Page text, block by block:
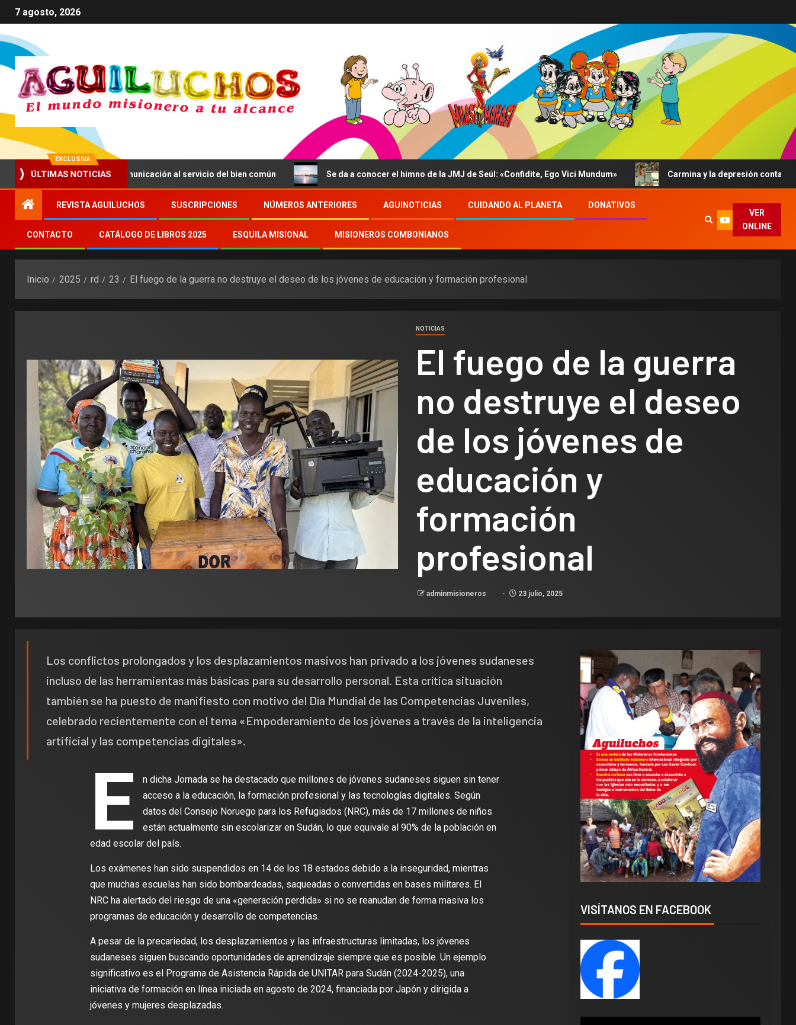
7 agosto, 2026
EXCLUSIVA
ÚLTIMAS NOTICIAS
a impulsar una comunicación al servicio del bien común Se da a conocer el himno de la JMJ de Seúl: «Confidite, Ego Vici Mundum» Carmina y la depresión contada al Papa:
REVISTA AGUILUCHOS SUSCRIPCIONES NÚMEROS ANTERIORES AGUINOTICIAS CUIDANDO AL PLANETA DONATIVOS
CONTACTO CATÁLOGO DE LIBROS 2025 ESQUILA MISIONAL MISIONEROS COMBONIANOS
VER
ONLINE
Inicio 2025 rd 23 El fuego de la guerra no destruye el deseo de los jóvenes de educación y formación profesional
NOTICIAS
El fuego de la guerra
no destruye el deseo
de los jóvenes de
educación y
formación
profesional
adminmisioneros 23 julio, 2025
Los conflictos prolongados y los desplazamientos masivos han privado a los jóvenes sudaneses
incluso de las herramientas más básicas para su desarrollo personal. Esta crítica situación
también se ha puesto de manifiesto con motivo del Día Mundial de las Competencias Juveniles,
celebrado recientemente con el tema «Empoderamiento de los jóvenes a través de la inteligencia
artificial y las competencias digitales».
E
n dicha Jornada se ha destacado que millones de jóvenes sudaneses siguen sin tener
acceso a la educación, la formación profesional y las tecnologías digitales. Según
datos del Consejo Noruego para los Refugiados (NRC), más de 17 millones de niños
están actualmente sin escolarizar en Sudán, lo que equivale al 90% de la población en
edad escolar del país.
Los exámenes han sido suspendidos en 14 de los 18 estados debido a la inseguridad, mientras
que muchas escuelas han sido bombardeadas, saqueadas o convertidas en bases militares. El
NRC ha alertado del riesgo de una «generación perdida» si no se reanudan de forma masiva los
programas de educación y desarrollo de competencias.
A pesar de la precariedad, los desplazamientos y las infraestructuras limitadas, los jóvenes
sudaneses siguen buscando oportunidades de aprendizaje siempre que es posible. Un ejemplo
significativo es el Programa de Asistencia Rápida de UNITAR para Sudán (2024-2025), una
iniciativa de formación en línea iniciada en agosto de 2024, financiada por Japón y dirigida a
jóvenes y mujeres desplazadas.
VISÍTANOS EN FACEBOOK